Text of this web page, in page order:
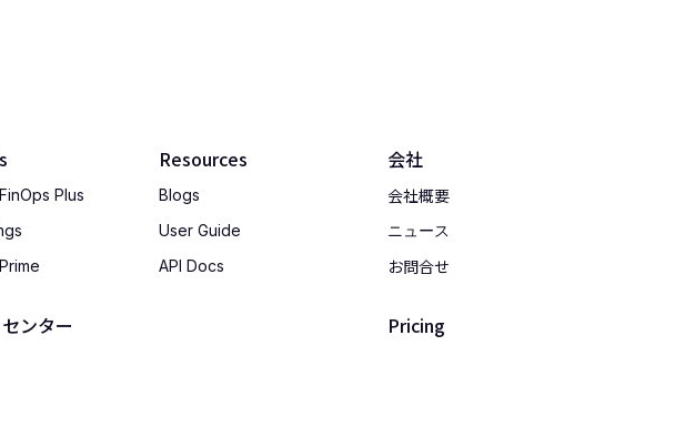
Plus
ンター
Resources
Blogs
User Guide
API Docs
会社
会社概要
ニュース
お問合せ
Pricing